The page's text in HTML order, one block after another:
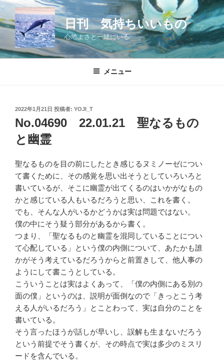
コ
ン
テ
ツ
日刊 気持ちいいもの
心地よさと一緒にいる
メニュー
投
稿
日:
2022年1月21日 投稿者: YOJI_T
No.04690 22.01.21 聖なるもの
と幽霊
聖なるものを目の前にしたとき感じるヌミノーゼについ
て書くために、その感覚を思い出そうとしていろいろと
書いているが、そこに幽霊が出てくるのはいかがなもの
かと感じている人もいるだろうと思い、これを書く。
でも、そんな人がいるかどうかは実は問題ではない。
僕の中にそう疑う部分があるから書く。
つまり、「聖なるものと幽霊を混同していることについ
て心配している」という僕の内側について、あたかも誰
かがそう考えているだろうからと前置きして、他人事の
ようにして書こうとしている。
こういうことは実はよくあって、「僕の内側にある別の
面の僕」というのは、説明が面倒なので「きっとこう考
える人がいるだろう」とことわって、実は自分のことを
書いている。
そう言ったほうが話しが早いし、誤解も生まないだろう
という前提でそう書くが、その時点で実は多少のミスリ
ードを含んでいる。